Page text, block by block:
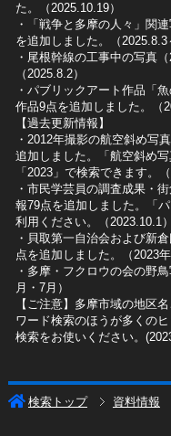
た。（2025.10.19）
・「戦争と多摩の人々」関
を追加しました。（2025.8.3
・尾根幹線の工事中の写真
（2025.8.2）
・パブリックアート作品「
作品9点を追加しました。（
【過去更新情報】
・2012年撮影の航空斜め写
追加しました。「航空斜め
「2023」で検索できます。
・市民学芸員の調査成果・
報79点を追加しました。「
利用ください。（2023.10.1）
・貝取第一自治会および新
点を追加しました。（2023年
・多摩・フクロウの会の野
月・7月）
【ご注意】多摩市域の地区
ワード検索のほうが多くの
検索をお使いください。
検索トップ 資料情報